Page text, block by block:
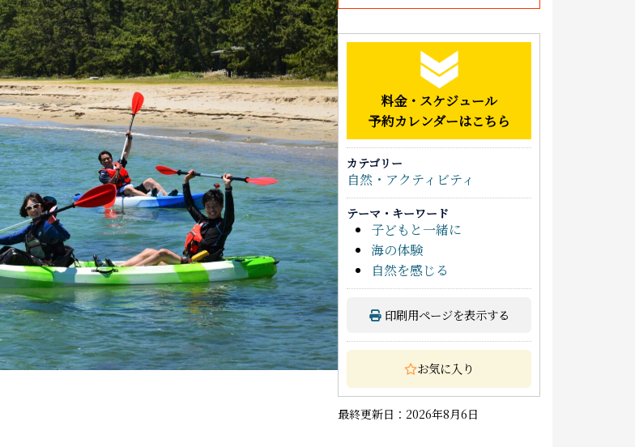
料金・スケジュール
予約カレンダーはこちら
カテゴリー
自然・アクティビティ
テーマ・キーワード
子どもと一緒に
海の体験
自然を感じる
印刷用ページを表示する
お気に入り
最終更新日：2026年8月6日